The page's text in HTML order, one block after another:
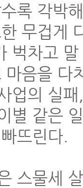
록 각박
무겁게
벅차고
마음을 다
업의 실
별 같은
뜨린다.
스물세